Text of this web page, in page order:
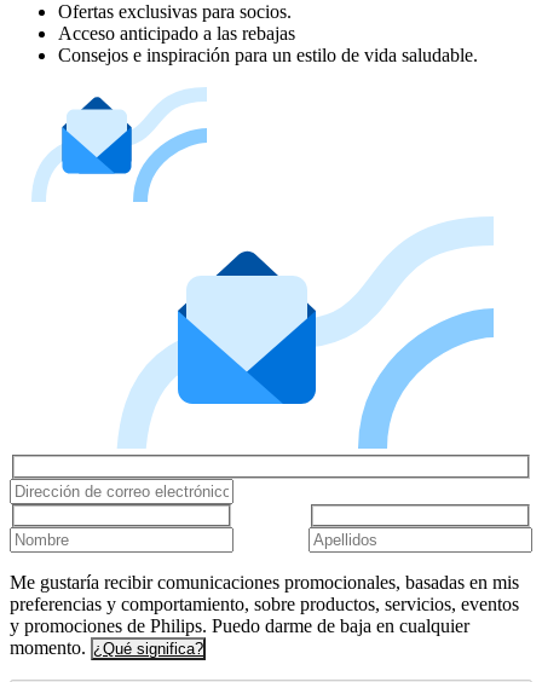
Ofertas exclusivas para socios.
Acceso anticipado a las rebajas
Consejos e inspiración para un estilo de vida saludable.
Me gustaría recibir comunicaciones promocionales, basadas en mis
preferencias y comportamiento, sobre productos, servicios, eventos
y promociones de Philips. Puedo darme de baja en cualquier
momento. ¿Qué significa?